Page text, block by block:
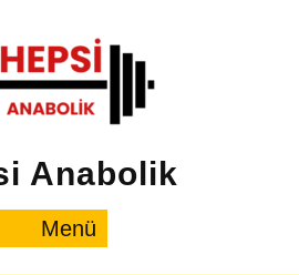
Anabolik
Menü